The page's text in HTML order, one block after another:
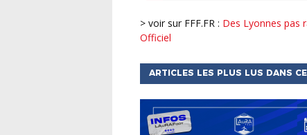
> voir sur FFF.FR : Des Lyonnes pas
Officiel
ARTICLES LES PLUS LUS DANS